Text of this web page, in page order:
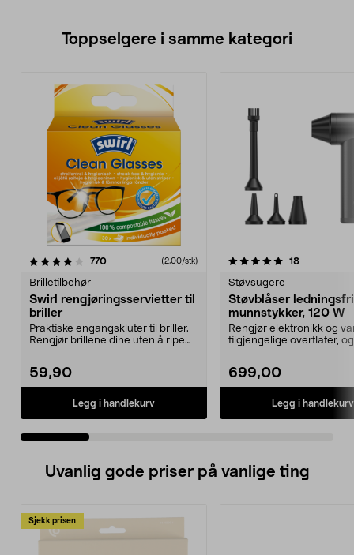
Toppselgere i samme kategori
770anmeldelser (2,00/stk)
Brilletilbehør
Swirl rengjøringsservietter til
briller
Praktiske engangskluter til briller.
Rengjør brillene dine uten å ripe
59,90
Legg i handlekurv
5.0 av 5 stjerner 18anmeldelser
Støvsugere
Støvblåser
munnstykker, 120 W
Rengjør elektronikk og
tilgjengelige overflater,
699,00
Legg i handlekurv
4.0 av 5 stjerner
Uvanlig gode priser på vanlige ting
Sjekk prisen